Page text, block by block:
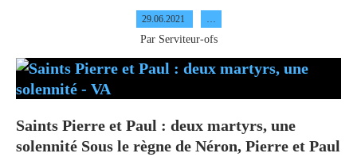
29.06.2021 …
Par Serviteur-ofs
Saints Pierre et Paul : deux martyrs, une
solennité Sous le règne de Néron, Pierre et Paul